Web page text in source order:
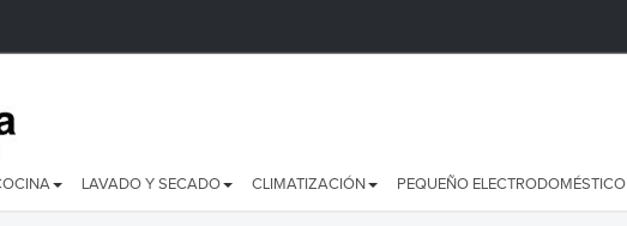
LAVADO Y SECADO CLIMATIZACIÓN PEQUEÑO ELECTRODOMÉSTICO